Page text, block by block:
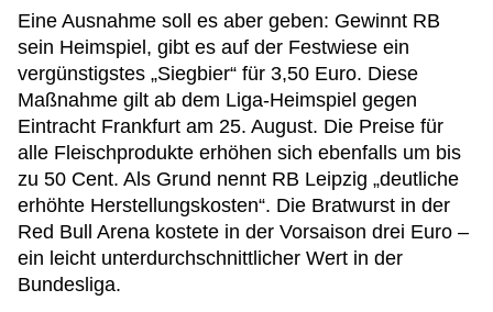
Eine Ausnahme soll es aber geben: Gewinnt RB
sein Heimspiel, gibt es auf der Festwiese ein
vergünstigstes „Siegbier“ für 3,50 Euro. Diese
Maßnahme gilt ab dem Liga-Heimspiel gegen
Eintracht Frankfurt am 25. August. Die Preise für
alle Fleischprodukte erhöhen sich ebenfalls um bis
zu 50 Cent. Als Grund nennt RB Leipzig „deutliche
erhöhte Herstellungskosten“. Die Bratwurst in der
Red Bull Arena kostete in der Vorsaison drei Euro –
ein leicht unterdurchschnittlicher Wert in der
Bundesliga.